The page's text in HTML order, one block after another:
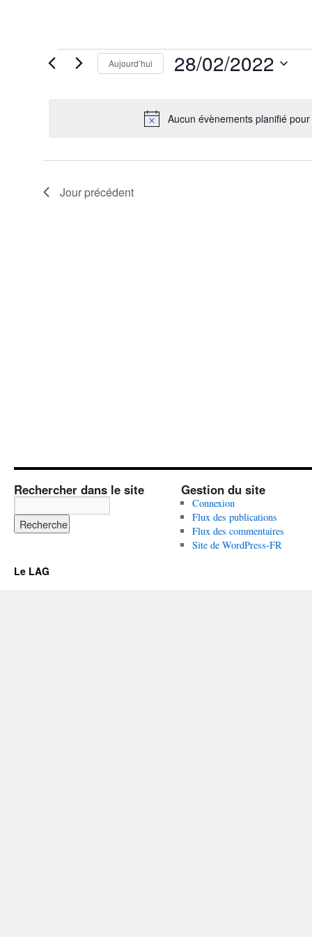
Évènements
for
Aucun évènements planifié
Aujourd’hui 28/02/2022
Jour précédent
Rechercher dans le site Gestion du site
Connexion
Flux des publications
Flux des commentaires
Site de WordPress-FR
Le LAG